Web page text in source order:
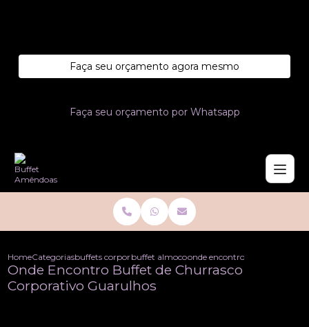
Faça seu orçamento agora mesmo
Faça seu orçamento por Whatsapp
HomeCategoriasbuffets corporativobuffet almoco corporativoonde encontro buffet de
Onde Encontro Buffet de Churrasco
Corporativo Guarulhos